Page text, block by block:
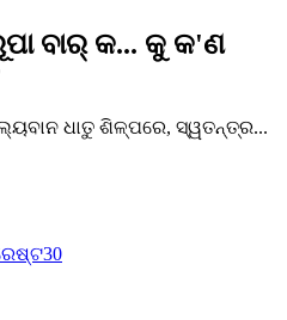
ବାର୍ କ... କୁ କ'ଣ
ଧାତୁ ଶିଳ୍ପରେ, ସ୍ୱତନ୍ତ୍ର...